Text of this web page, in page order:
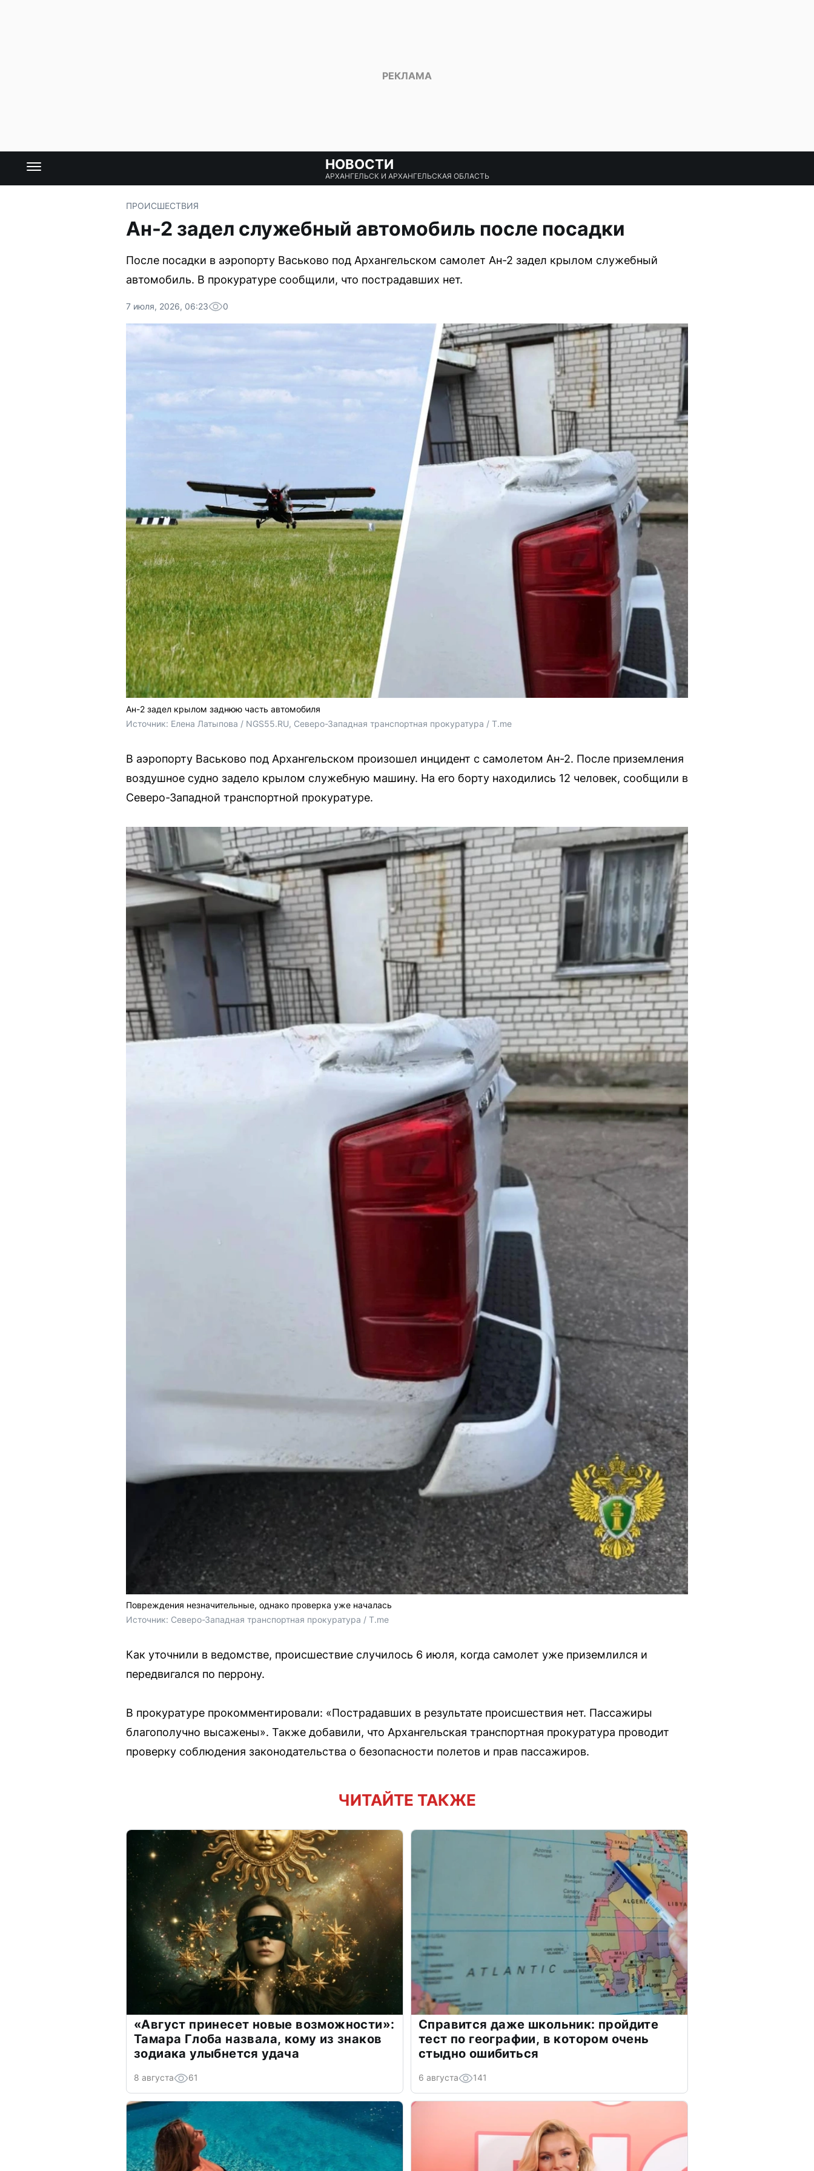
НОВОСТИ
АРХАНГЕЛЬСК И АРХАНГЕЛЬСКАЯ ОБЛАСТЬ
ПРОИСШЕСТВИЯ
Ан-2 задел служебный автомобиль после посадки
После посадки в аэропорту Васьково под Архангельском самолет Ан-2 задел крылом служебный
автомобиль. В прокуратуре сообщили, что пострадавших нет.
7 июля, 2026, 06:23 0
Ан-2 задел крылом заднюю часть автомобиля
Источник: Елена Латыпова / NGS55.RU, Северо-Западная транспортная прокуратура / T.me
В аэропорту Васьково под Архангельском произошел инцидент с самолетом Ан-2. После приземления
воздушное судно задело крылом служебную машину. На его борту находились 12 человек, сообщили в
Северо-Западной транспортной прокуратуре.
Повреждения незначительные, однако проверка уже началась
Источник: Северо-Западная транспортная прокуратура / T.me
Как уточнили в ведомстве, происшествие случилось 6 июля, когда самолет уже приземлился и
передвигался по перрону.
В прокуратуре прокомментировали: «Пострадавших в результате происшествия нет. Пассажиры
благополучно высажены». Также добавили, что Архангельская транспортная прокуратура проводит
проверку соблюдения законодательства о безопасности полетов и прав пассажиров.
ЧИТАЙТЕ ТАКЖЕ
«Август принесет новые возможности»:
Тамара Глоба назвала, кому из знаков
зодиака улыбнется удача
8 августа 61
Справится даже школьник: пройдите
тест по географии, в котором очень
стыдно ошибиться
6 августа 141